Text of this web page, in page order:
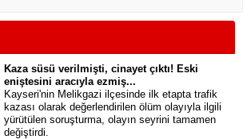
Kaza süsü verilmişti, cinayet çıktı! Eski
eniştesini aracıyla ezmiş...
Kayseri'nin Melikgazi ilçesinde ilk etapta trafik
kazası olarak değerlendirilen ölüm olayıyla ilgili
yürütülen soruşturma, olayın seyrini tamamen
değiştirdi.